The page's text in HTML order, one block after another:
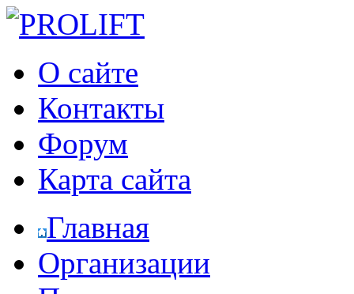
О сайте
Контакты
Форум
Карта сайта
Главная
Организации